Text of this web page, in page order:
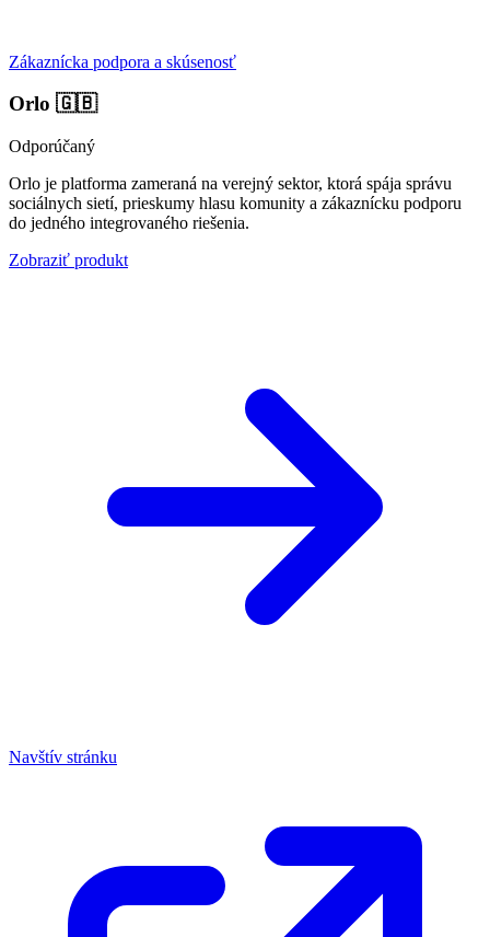
Zákaznícka podpora a skúsenosť
Orlo 🇬🇧
Odporúčaný
Orlo je platforma zameraná na verejný sektor, ktorá spája správu
sociálnych sietí, prieskumy hlasu komunity a zákaznícku podporu
do jedného integrovaného riešenia.
Zobraziť produkt
Navštív stránku